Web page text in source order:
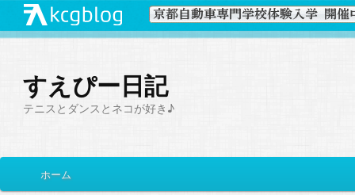
すえぴー日記
テニスとダンスとネコが好き♪
イ
メ
サ
ホーム